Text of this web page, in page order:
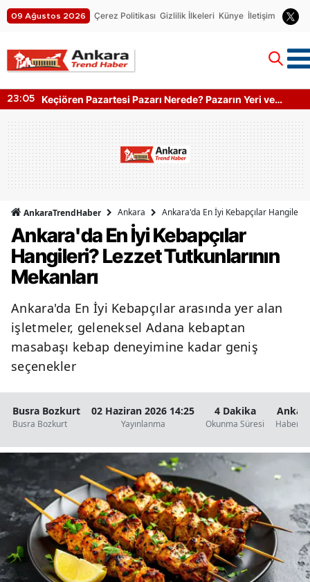
09 Ağustos 2026 Çerez Politikası Gizlilik İlkeleri Künye İletişim
23:05
Keçiören Pazartesi Pazarı Nerede? Pazarın Yeri ve
AnkaraTrendHaber Ankara Ankara'da En İyi Kebapçılar Hangileri?
Ankara'da En İyi Kebapçılar
Hangileri? Lezzet Tutkunlarının
Mekanları
Ankara'da En İyi Kebapçılar arasında yer alan
işletmeler, geleneksel Adana kebaptan
masabaşı kebap deneyimine kadar geniş
seçenekler
Busra Bozkurt
Busra Bozkurt
02 Haziran 2026 14:25
Yayınlanma
4 Dakika
Okunma Süresi